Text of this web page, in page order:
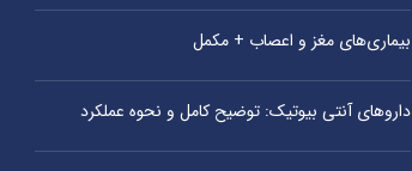
بیماری‌های مغز و اعصاب + مکمل
داروهای آنتی‌ بیوتیک: توضیح کامل و نحوه عملکرد